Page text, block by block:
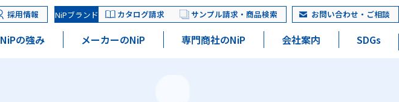
採用情報 NiPブランド カタログ請求 サンプル請求・商品検索 お問い合わせ・ご相談
NiPの強み メーカーのNiP 専門商社のNiP 会社案内 SDGs